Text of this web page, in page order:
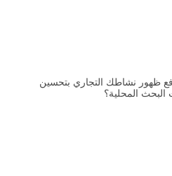
ظهور نشاطك التجاري بتحسين
المحلية؟